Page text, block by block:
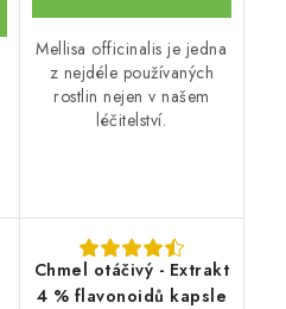
Mellisa officinalis je jedna
z nejdéle používaných
rostlin nejen v našem
léčitelství.
Chmel otáčivý - Extrakt
4 % flavonoidů kapsle